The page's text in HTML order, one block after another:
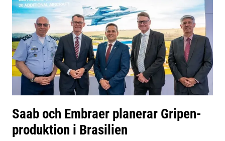
Saab och Embraer planerar Gripen-
produktion i Brasilien